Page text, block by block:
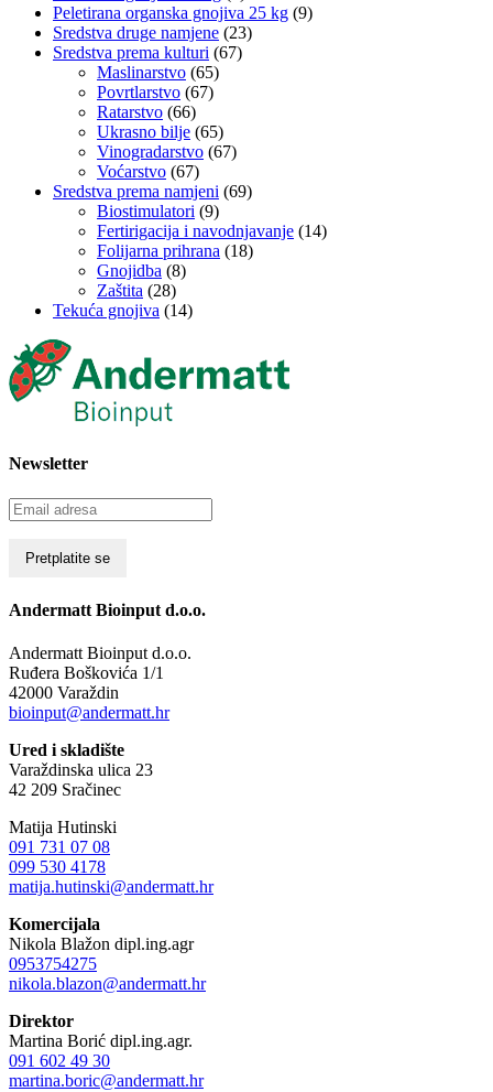
Peletirana organska gnojiva 25 kg (9)
Sredstva druge namjene (23)
Sredstva prema kulturi (67)
Maslinarstvo (65)
Povrtlarstvo (67)
Ratarstvo (66)
Ukrasno bilje (65)
Vinogradarstvo (67)
Voćarstvo (67)
Sredstva prema namjeni (69)
Biostimulatori (9)
Fertirigacija i navodnjavanje (14)
Folijarna prihrana (18)
Gnojidba (8)
Zaštita (28)
Tekuća gnojiva (14)
Newsletter
Andermatt Bioinput d.o.o.
Andermatt Bioinput d.o.o.
Ruđera Boškovića 1/1
42000 Varaždin
bioinput@andermatt.hr
Ured i skladište
Varaždinska ulica 23
42 209 Sračinec
Matija Hutinski
091 731 07 08
099 530 4178
matija.hutinski@andermatt.hr
Komercijala
Nikola Blažon dipl.ing.agr
0953754275
nikola.blazon@andermatt.hr
Direktor
Martina Borić dipl.ing.agr.
091 602 49 30
martina.boric@andermatt.hr